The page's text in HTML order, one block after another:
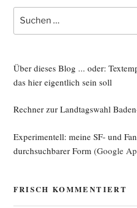
Suche
nach:
Über dieses Blog ... oder:
das hier eigentlich sein soll
Rechner zur Landtagswahl
Experimentell: meine SF- und
durchsuchbarer Form (Google
FRISCH KOMMENTIERT